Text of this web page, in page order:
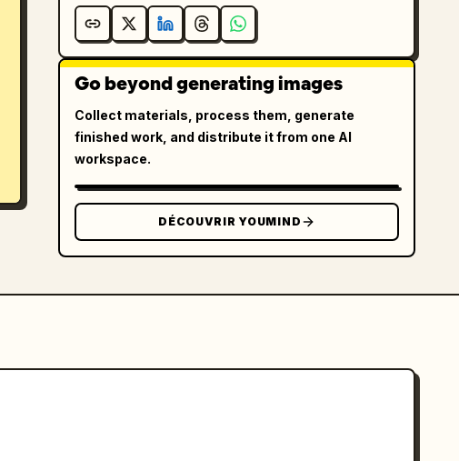
Go beyond generating images
Collect materials, process them, generate
finished work, and distribute it from one AI
workspace.
DÉCOUVRIR YOUMIND